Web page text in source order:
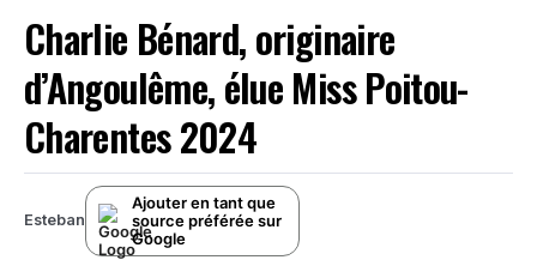
Charlie Bénard, originaire
d’Angoulême, élue Miss Poitou-
Charentes 2024
Esteban
Ajouter en tant que
source préférée sur
Google